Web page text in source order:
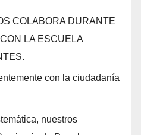
COLABORA DURANTE
LA ESCUELA
con la ciudadanía
nuestros